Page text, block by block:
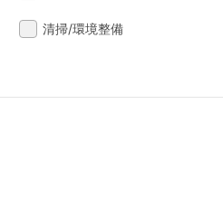
清掃/環境整備